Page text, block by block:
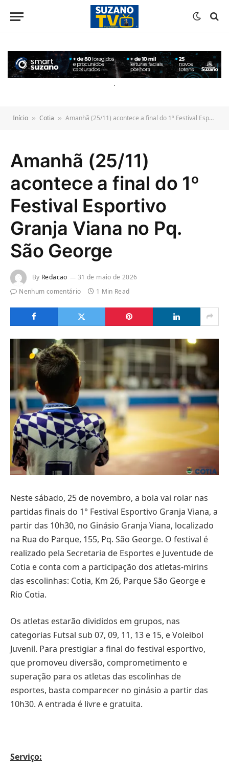
conteúdo
.
Início » Cotia » Amanhã (25/11) acontece a final do 1º Festival Esportivo Granja Viana no Pq. São George
Amanhã (25/11)
acontece a final do 1º
Festival Esportivo
Granja Viana no Pq.
São George
By Redacao
31 de maio de 2026
Nenhum comentário
1 Min Read
Neste sábado, 25 de novembro, a bola vai rolar nas
partidas finais do 1° Festival Esportivo Granja Viana, a
partir das 10h30, no Ginásio Granja Viana, localizado
na Rua do Parque, 155, Pq. São George. O festival é
realizado pela Secretaria de Esportes e Juventude de
Cotia e conta com a participação dos atletas-mirins
das escolinhas: Cotia, Km 26, Parque São George e
Rio Cotia.
Os atletas estarão divididos em grupos, nas
categorias Futsal sub 07, 09, 11, 13 e 15, e Voleibol
Juvenil. Para prestigiar a final do festival esportivo,
que promoveu diversão, comprometimento e
superação para os atletas das escolinhas de
esportes, basta comparecer no ginásio a partir das
10h30. A entrada é livre e gratuita.
Serviço: